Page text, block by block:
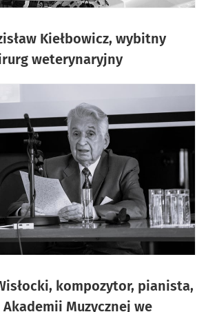
Kiełbowicz, wybitny
weterynaryjny
kompozytor, pianista,
Muzycznej we